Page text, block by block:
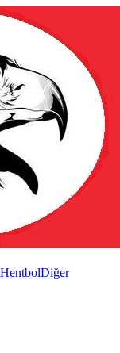
HentbolDiğer